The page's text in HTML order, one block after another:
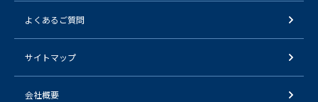
よくあるご質問
サイトマップ
会社概要